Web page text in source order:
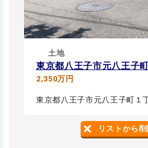
土地
東京都八王子市元八王子
2,350万円
東京都八王子市元八王子町１
リストから